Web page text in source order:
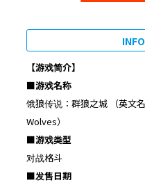
【游戏简介】
■游戏名称
饿狼传说：群狼之城 （英文
Wolves）
■游戏类型
对战格斗
■发售日期